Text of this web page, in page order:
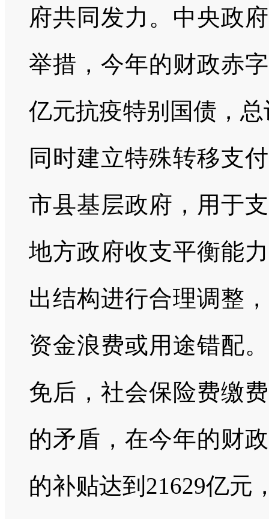
府共同发力。中央政
举措，今年的财政赤
亿元抗疫特别国债，总
同时建立特殊转移支
市县基层政府，用于
地方政府收支平衡能
出结构进行合理调整
资金浪费或用途错配
免后，社会保险费缴
的矛盾，在今年的财
的补贴达到 21629亿元